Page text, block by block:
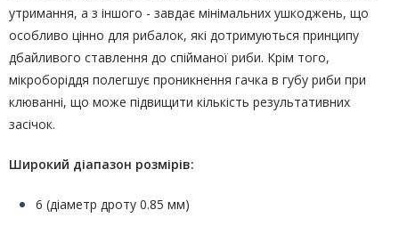
утримання, а з іншого - завдає мінімальних ушкоджень, що
особливо цінно для рибалок, які дотримуються принципу
дбайливого ставлення до спійманої риби. Крім того,
мікроборіддя полегшує проникнення гачка в губу риби при
клюванні, що може підвищити кількість результативних
засічок.
Широкий діапазон розмірів:
6 (діаметр дроту 0.85 мм)